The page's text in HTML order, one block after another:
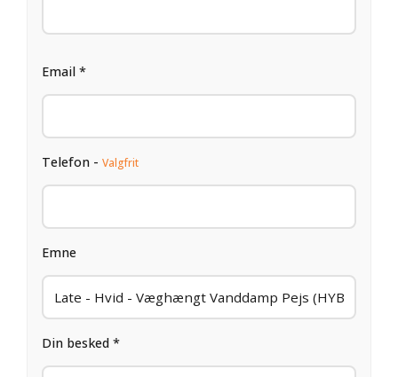
Email *
Telefon - Valgfrit
Emne
Din besked *